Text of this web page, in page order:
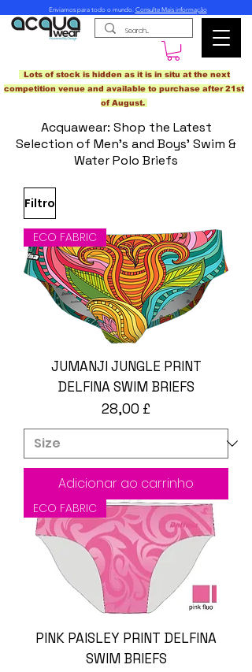
Enviamos para todo o mundo. Consulte Mais informação
Lots of stock is hidden as it is in situ at the next
competition venue and available to purchase after 21st
of August.
Acquawear: Shop the Latest
Selection of Men's and Boys' Swim &
Water Polo Briefs
Filtro
ECO FABRIC
JUMANJI JUNGLE PRINT
DELFINA SWIM BRIEFS
Preço
28,00 £
Adicionar ao carrinho
ECO FABRIC
PINK PAISLEY PRINT DELFINA
SWIM BRIEFS